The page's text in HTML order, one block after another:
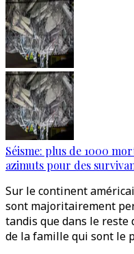
Séisme: plus de 1000
azimuts pour des
Sur le continent
sont majoritairement
tandis que dans le reste
de la famille qui sont le